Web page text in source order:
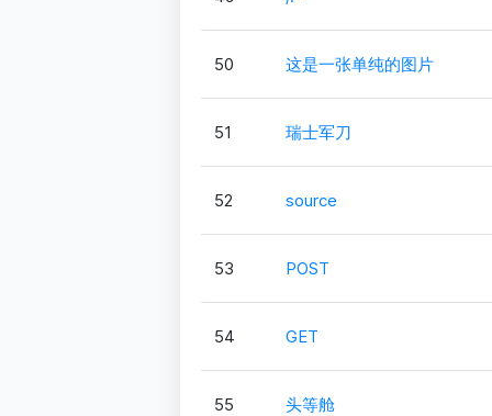
50 这是一张单纯的图片
51 瑞士军刀
52 source
53 POST
54 GET
55 头等舱